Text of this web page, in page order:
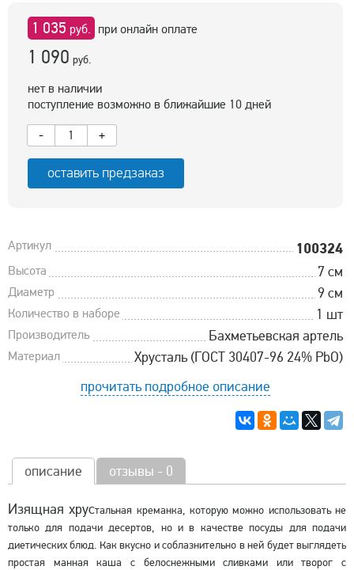
1 035 руб. при онлайн оплате
1 090 руб.
нет в наличии
поступление возможно в ближайшие 10 дней
-
+
оставить предзаказ
Артикул 100324
Высота 7 см
Диаметр 9 см
Количество в наборе 1 шт
Производитель Бахметьевская артель
Материал
Хрусталь (ГОСТ 30407-96 24% PbO)
прочитать подробное описание
описание отзывы - 0
Изящная хрустальная креманка, которую можно использовать не
только для подачи десертов, но и в качестве посуды для подачи
диетических блюд. Как вкусно и соблазнительно в ней будет выглядеть
простая манная каша с белоснежными сливками или творог с